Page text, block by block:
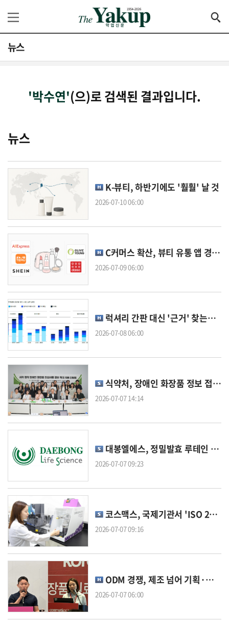
뉴스
'박수연'(으)로 검색된 결과입니다.
뉴스
K-뷰티, 하반기에도 '훨훨' 날 것
2026-07-10 06:00
C커머스 확산, 뷰티 유통 앱 경쟁 키운다
2026-07-09 06:00
럭셔리 간판 대신 '근거' 찾는다…글로벌 지형도 흔든 K-뷰티
2026-07-08 06:00
식약처, 장애인 화장품 정보 접근성 높인다
2026-07-07 14:14
대봉엘에스, 정밀발효 루테인 국책과제 주관
2026-07-07 09:23
코스맥스, 국제기관서 'ISO 23675' SPF 평가 역량 인정
2026-07-07 09:16
ODM 경쟁, 제조 넘어 기획·기술 스토리로
2026-07-07 06:00